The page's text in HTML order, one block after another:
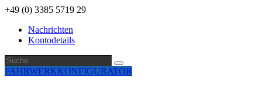
+49 (0) 3385 5719 29
Nachrichten
Kontodetails
Suche
…
Suche
FAHRWERKKONFIGURATOR